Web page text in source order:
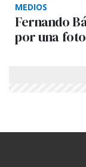
MEDIOS
Fernando
por una foto